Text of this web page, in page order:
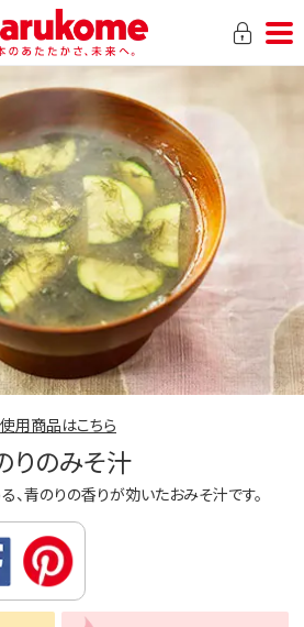
使用商品はこちら
りのみそ汁
、青のりの香りが効いたおみそ汁です。